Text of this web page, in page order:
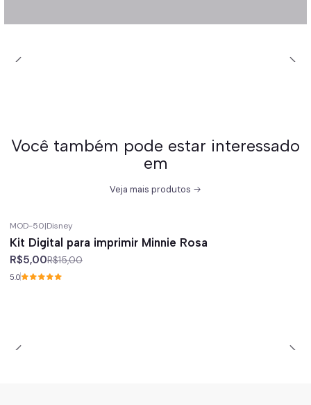
Você também pode estar interessado
em
Veja mais produtos
MOD-50|Disney
Kit Digital para imprimir Minnie Rosa
R$5,00R$15,00
5.0